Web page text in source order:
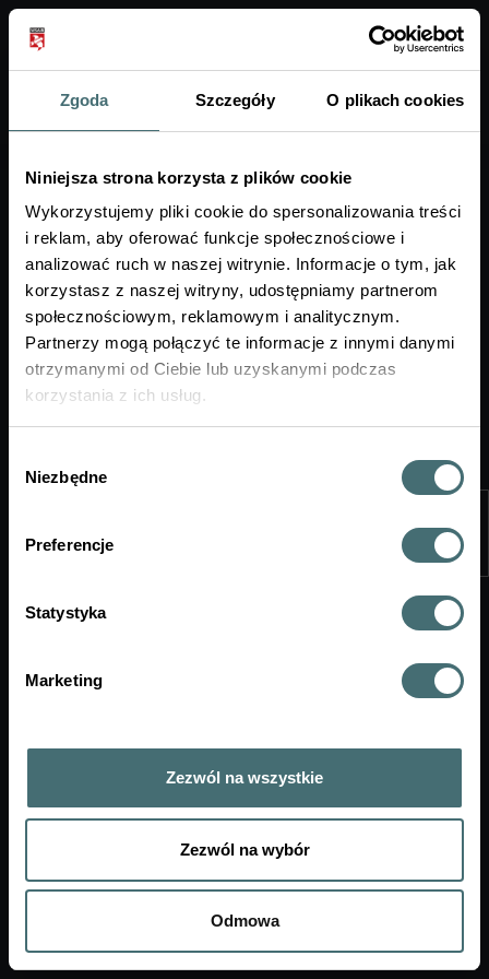
Zgoda Szczegóły O plikach cookies
Niniejsza strona korzysta z plików cookie
Wykorzystujemy pliki cookie do spersonalizowania treści
i reklam, aby oferować funkcje społecznościowe i
analizować ruch w naszej witrynie. Informacje o tym, jak
korzystasz z naszej witryny, udostępniamy partnerom
społecznościowym, reklamowym i analitycznym.
Partnerzy mogą połączyć te informacje z innymi danymi
otrzymanymi od Ciebie lub uzyskanymi podczas
korzystania z ich usług.
zgody
Niezbędne
Preferencje
Statystyka
Marketing
Zezwól na wszystkie
Zezwól na wybór
Odmowa
Podana strona lub zasób nie istnieje
Mapa strony
Wirtualny Dziekanat v4.3.0.95
Copyright © 2026APR SYSTEM